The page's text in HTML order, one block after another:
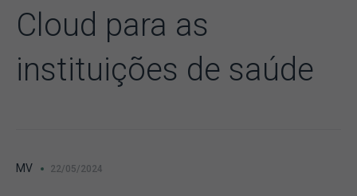
Cloud para as
instituições de saúde
MV 22/05/2024